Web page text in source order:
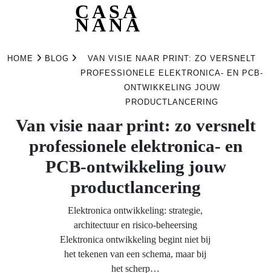
CASA
NANA
HOME BLOG
VAN VISIE NAAR PRINT: ZO VERSNELT
PROFESSIONELE ELEKTRONICA- EN PCB-
ONTWIKKELING JOUW
PRODUCTLANCERING
Van visie naar print: zo versnelt
professionele elektronica- en
PCB-ontwikkeling jouw
productlancering
Elektronica ontwikkeling: strategie,
architectuur en risico‑beheersing
Elektronica ontwikkeling begint niet bij
het tekenen van een schema, maar bij
het scherp…